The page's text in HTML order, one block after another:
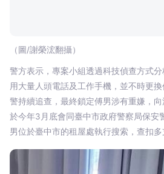
（圖/謝榮浤翻攝）
警方表示，專案小組透過科技偵查方式
用大量人頭電話及工作手機，並不時更
警持續追查，最終鎖定傅男涉有重嫌，向
於今年3月底會同臺中市政府警察局保安
男位於臺中市的租屋處執行搜索，查扣多